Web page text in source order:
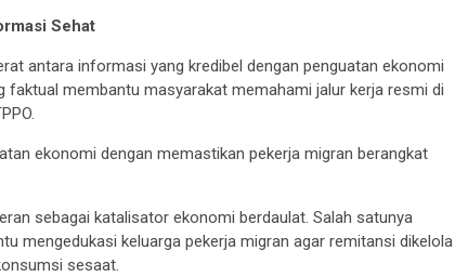
Sehat
antara informasi yang kredibel dengan penguatan ekonomi
faktual membantu masyarakat memahami jalur kerja resmi di
ekonomi dengan memastikan pekerja migran berangkat
sebagai katalisator ekonomi berdaulat. Salah satunya
mengedukasi keluarga pekerja migran agar remitansi dikelola
sesaat.